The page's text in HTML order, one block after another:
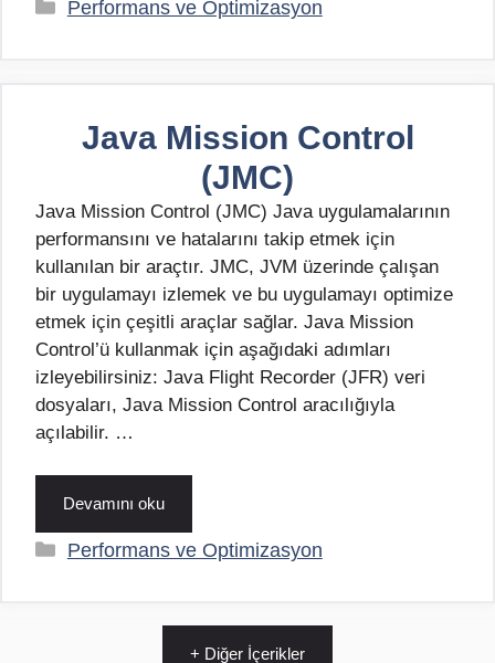
Performans ve Optimizasyon
Java Mission Control
(JMC)
Java Mission Control (JMC) Java uygulamalarının
performansını ve hatalarını takip etmek için
kullanılan bir araçtır. JMC, JVM üzerinde çalışan
bir uygulamayı izlemek ve bu uygulamayı optimize
etmek için çeşitli araçlar sağlar. Java Mission
Control’ü kullanmak için aşağıdaki adımları
izleyebilirsiniz: Java Flight Recorder (JFR) veri
dosyaları, Java Mission Control aracılığıyla
açılabilir. …
Devamını oku
Kategoriler
Performans ve Optimizasyon
+ Diğer İçerikler